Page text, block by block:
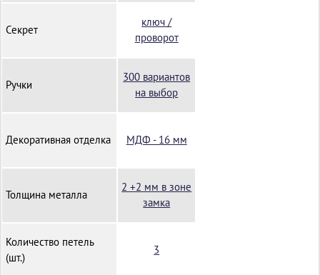
Секрет
ключ /
проворот
Ручки
300 вариантов
на выбор
Декоративная отделка МДФ - 16 мм
Толщина металла
2 +2 мм в зоне
замка
Количество петель
(шт.)
3